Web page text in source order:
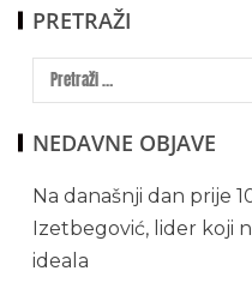
PRETRAŽI
NEDAVNE OBJAVE
Na današnji dan prije
Izetbegović, lider koji
ideala